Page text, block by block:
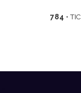
784 •